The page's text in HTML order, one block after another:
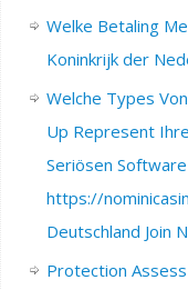
Welke Betaling
Koninkrijk der
Welche Types
Up Represent
Seriösen
https://
Deutschland Join
Protection Assess